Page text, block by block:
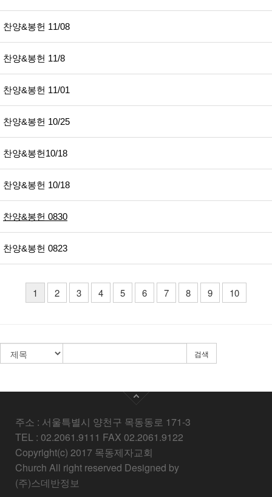
찬양&봉헌 11/08
찬양&봉헌 11/8
찬양&봉헌 11/01
찬양&봉헌 10/25
찬양&봉헌10/18
찬양&봉헌 10/18
찬양&봉헌 0830
찬양&봉헌 0823
1 2 3 4 5 6 7 8 9 10
검색
주소 : 서울특별시 양천구 목동동로 171-3
TEL : 02.2061.9111 FAX 02.2061.9122
Copyright(c) 2017 목동제자교회
Church All right reserved Designed by
(주)스데반정보